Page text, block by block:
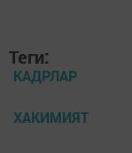
Теги:
КАДРЛАР
ХАКИМИЯТ